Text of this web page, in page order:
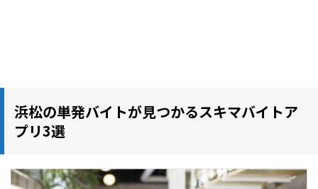
浜松の単発バイトが見つかるスキマバイトア
プリ3選